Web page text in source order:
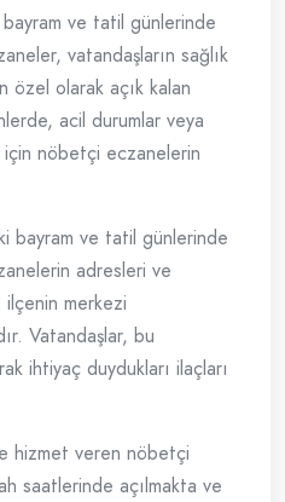
ve tatil günlerinde
vatandaşların sağlık
özel olarak açık kalan
acil durumlar veya
nöbetçi eczanelerin
bayram ve tatil günlerinde
adresleri ve
ilçenin merkezi
Vatandaşlar, bu
ihtiyaç duydukları ilaçları
hizmet veren nöbetçi
saatlerinde açılmakta ve